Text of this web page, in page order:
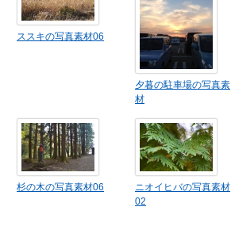
ススキの写真素材06
夕暮の駐車場の写真素
材
杉の木の写真素材06
ニオイヒバの写真素材
02